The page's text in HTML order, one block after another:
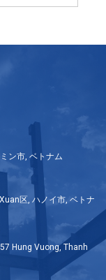
ン市, ベトナム
区, ハノイ市, ベトナ
Hung Vuong, Thanh